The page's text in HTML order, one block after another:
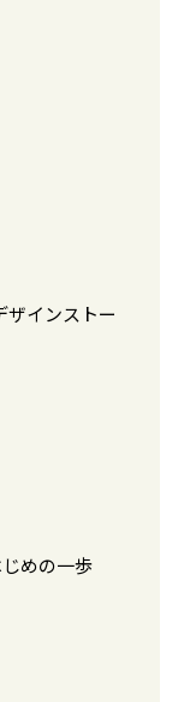
インストー
めの一歩